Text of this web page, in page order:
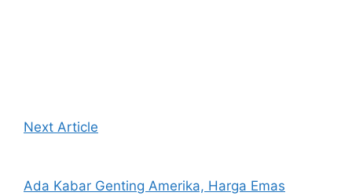
Next Article
Ada Kabar Genting Amerika, Harga Emas